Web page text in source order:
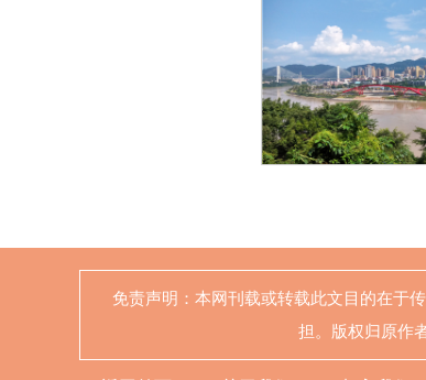
免责声明：本网刊载或转载此文目的在于
担。版权归原作